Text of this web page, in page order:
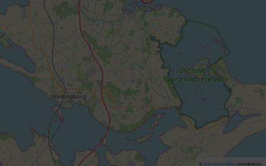
© OpenStreetMapcontributors.